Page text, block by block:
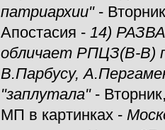
патриархии"-
Апостасия - 14)
обличает РПЦЗ(В-В)
В.Парбусу,
"заплутала"-
МП в картинках -